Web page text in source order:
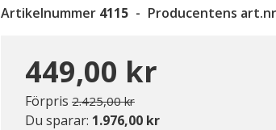
Artikelnummer 4115 Producentens
449,00 kr
Förpris Pris nedsatt från
2.425,00 krtill
Du sparar: 1.976,00 kr